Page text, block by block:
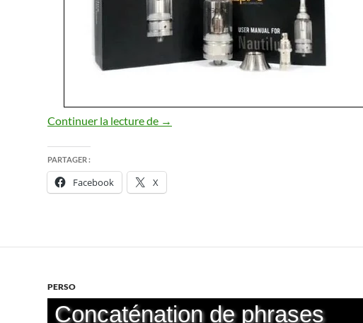
Continuer la lecture de Clearomiseur Aspire Nautilus 5 ml
→
PARTAGER :
Facebook X
PERSO
Concaténation de phrases